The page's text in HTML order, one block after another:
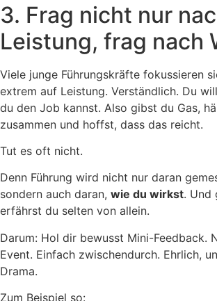
3. Frag nicht nur
Leistung, frag nach
Viele junge Führungskräfte fokussieren
extrem auf Leistung. Verständlich. Du
du den Job kannst. Also gibst du Gas,
zusammen und hoffst, dass das reicht.
Tut es oft nicht.
Denn Führung wird nicht nur daran
sondern auch daran, wie du wirkst. Und
erfährst du selten von allein.
Darum: Hol dir bewusst Mini-Feedback.
Event. Einfach zwischendurch. Ehrlich,
Drama.
Zum Beispiel so: